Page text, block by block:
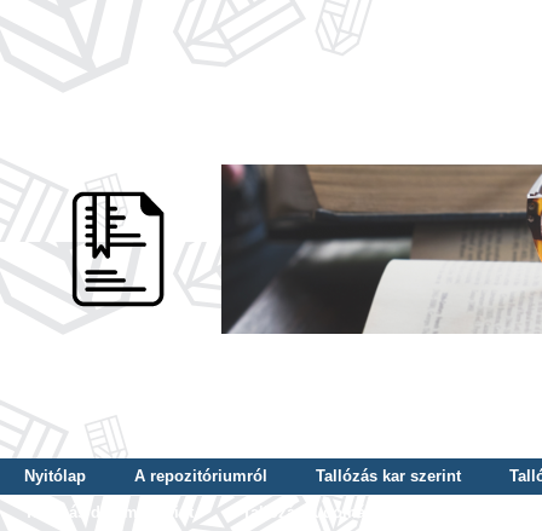
Nyitólap A repozitóriumról Tallózás kar szerint
Tallózás dátum szerint
Tallózás tudományterület szerint